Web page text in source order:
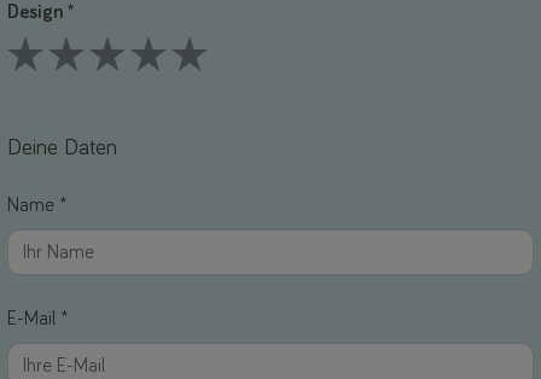
Design *
Deine Daten
Name *
E-Mail *